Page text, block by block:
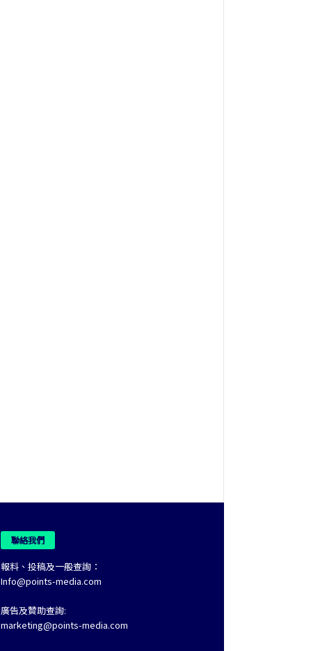
聯絡我們
報料、投稿及一般查詢：
Info@points-media.com
廣告及贊助查詢:
marketing@points-media.com